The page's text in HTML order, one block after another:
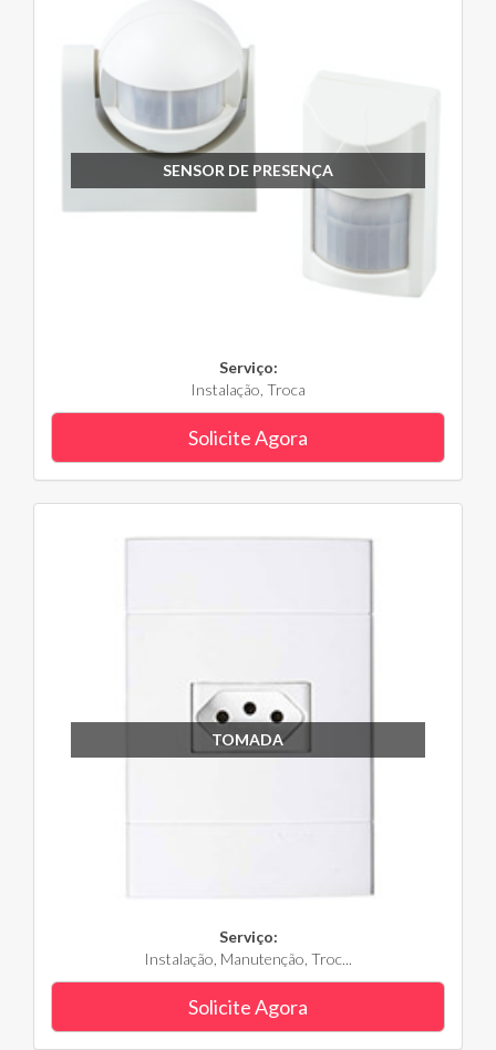
SENSOR DE PRESENÇA
Serviço:
Instalação, Troca
Solicite Agora
TOMADA
Serviço:
Instalação, Manutenção, Troc...
Solicite Agora